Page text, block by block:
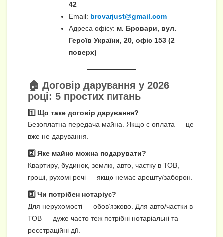
42
Email: brovarjust@gmail.com
Адреса офісу: м. Бровари, вул.
Героїв України, 20, офіс 153 (2
поверх)
🏠 Договір дарування у 2026
році: 5 простих питань
1️⃣ Що таке договір дарування?
Безоплатна передача майна. Якщо є оплата — це
вже не дарування.
2️⃣ Яке майно можна подарувати?
Квартиру, будинок, землю, авто, частку в ТОВ,
гроші, рухомі речі — якщо немає арешту/заборон.
3️⃣ Чи потрібен нотаріус?
Для нерухомості — обов’язково. Для авто/частки в
ТОВ — дуже часто теж потрібні нотаріальні та
реєстраційні дії.